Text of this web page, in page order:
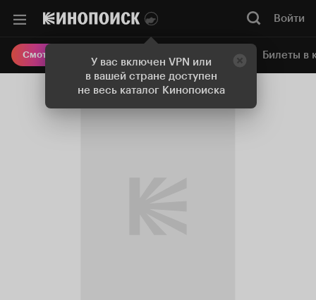
У вас включен VPN или
в вашей стране доступен
не весь каталог Кинопоиска
Войти
Смотреть кино Онлайн-кинотеатр Билеты в